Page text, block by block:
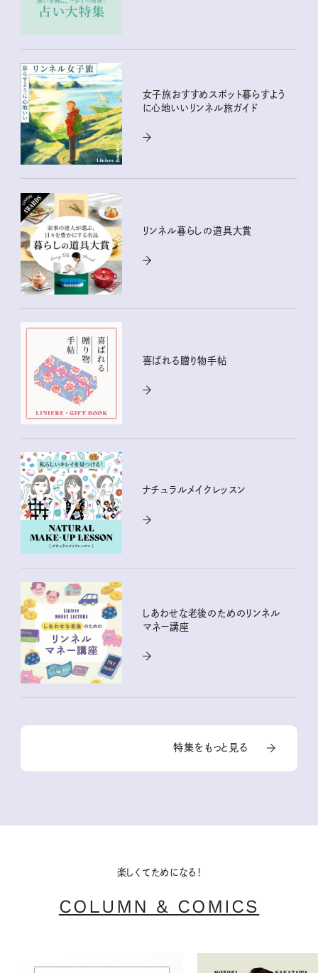
女子旅おすすめスポット暮らすよう
に心地いいリンネル旅ガイド
リンネル暮らしの道具大賞
喜ばれる贈り物手帖
ナチュラルメイクレッスン
しあわせな老後のためのリンネル
マネー講座
特集をもっと見る
楽しくてためになる！
COLUMN & COMICS